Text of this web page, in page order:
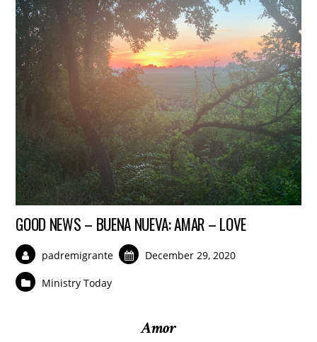
GOOD NEWS – BUENA NUEVA: AMAR – LOVE
padremigrante December 29, 2020
Ministry Today
Amor